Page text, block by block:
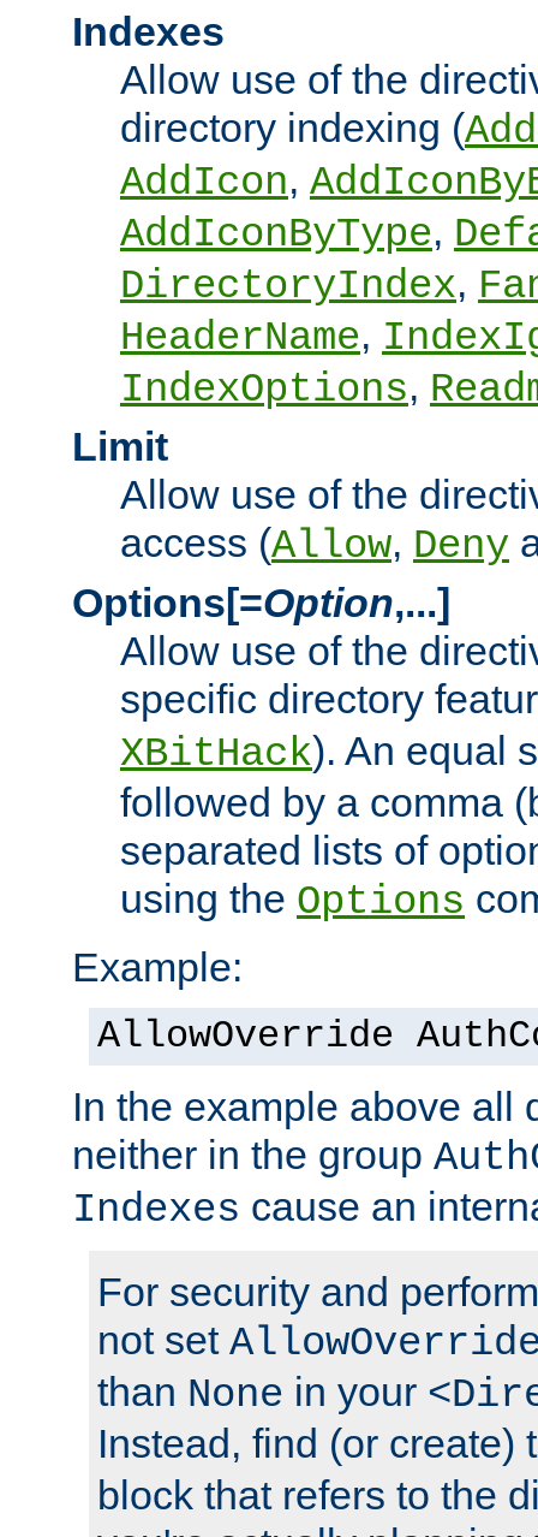
Indexes
Allow use of the
directory indexing (
AddIcon,
AddIconByType,
DirectoryIndex,
HeaderName,
IndexOptions,
Limit
Allow use of the
access (Allow, Deny
Options[=Option,...]
Allow use of the
specific directory
XBitHack). An equal
followed by a comma
separated lists of
using the Options
Example:
AllowOverride
In the example above all
neither in the group
Indexes cause an
For security and
not set
than None in your
Instead, find (or create)
block that refers to the